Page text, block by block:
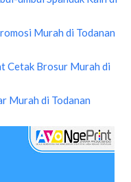
Murah di Todanan
Cetak Brosur Murah di
Murah di Todanan